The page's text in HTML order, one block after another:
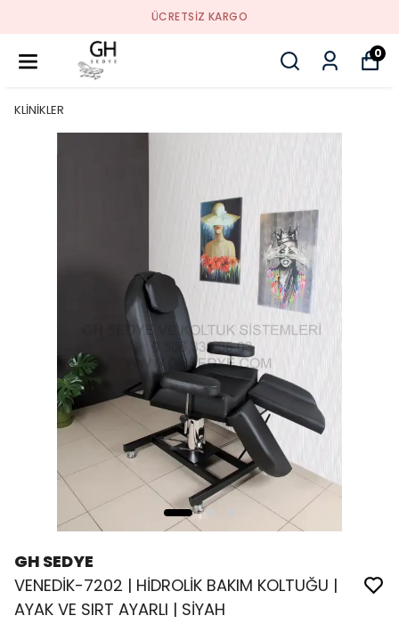
ÜCRETSIZ KARGO
0
KLİNİKLER
GH SEDYE
VENEDİK-7202 | HİDROLİK BAKIM KOLTUĞU |
AYAK VE SIRT AYARLI | SİYAH